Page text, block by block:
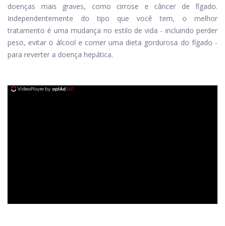
doenças mais graves, como cirrose e câncer de fígado.
Independentemente do tipo que você tem, o melhor
tratamento é uma mudança no estilo de vida - incluindo perder
peso, evitar o álcool e comer uma dieta gordurosa do fígado -
para reverter a doença hepática.